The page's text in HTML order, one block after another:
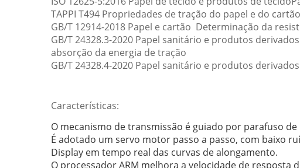
TAPPI T494 Propriedades de tração do papel e do
GB/T 12914-2018 Papel e cartão ️ Determinação da
GB/T 24328.3-2020 Papel sanitário e produtos
absorção da energia de tração
GB/T 24328.4-2020 Papel sanitário e produtos
Características:
O mecanismo de transmissão é guiado por parafuso
É adotado um servo motor passo a passo, com baixo
Display em tempo real das curvas de alongamento.
O processador ARM melhora a velocidade de